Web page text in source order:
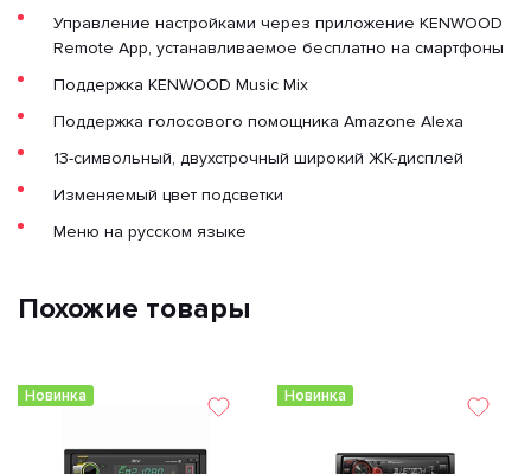
Управление настройками через приложение KENWOOD
Remote App, устанавливаемое бесплатно на смартфоны
Поддержка KENWOOD Music Mix
Поддержка голосового помощника Amazone Alexa
13-cимвольный, двухстрочный широкий ЖК-дисплей
Изменяемый цвет подсветки
Меню на русском языке
Похожие товары
Новинка Новинка